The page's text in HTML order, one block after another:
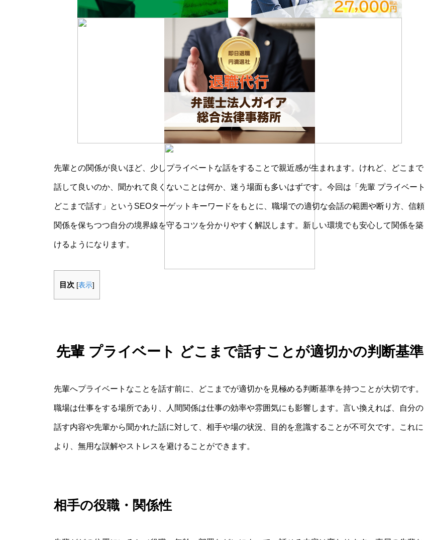
先輩との関係が良いほど、少しプライベートな話をすることで親近感が生まれます。けれど、どこまで
話して良いのか、聞かれて良くないことは何か、迷う場面も多いはずです。今回は「先輩 プライベート
どこまで話す」というSEOターゲットキーワードをもとに、職場での適切な会話の範囲や断り方、信頼
関係を保ちつつ自分の境界線を守るコツを分かりやすく解説します。新しい環境でも安心して関係を築
けるようになります。
目次 [表示]
先輩 プライベート どこまで話すことが適切かの判断基準
先輩へプライベートなことを話す前に、どこまでが適切かを見極める判断基準を持つことが大切です。
職場は仕事をする場所であり、人間関係は仕事の効率や雰囲気にも影響します。言い換えれば、自分の
話す内容や先輩から聞かれた話に対して、相手や場の状況、目的を意識することが不可欠です。これに
より、無用な誤解やストレスを避けることができます。
相手の役職・関係性